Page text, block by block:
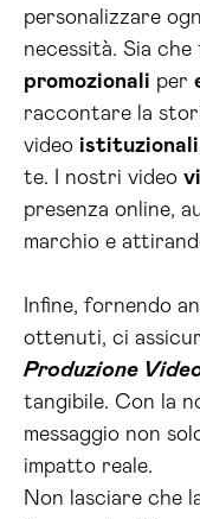
personalizzare
necessità. Sia
promozionali per
raccontare la
video istituzionali
te. I nostri video
presenza online,
marchio e
Infine, fornendo
ottenuti, ci
Produzione
tangibile. Con la
messaggio non
impatto reale.
Non lasciare che